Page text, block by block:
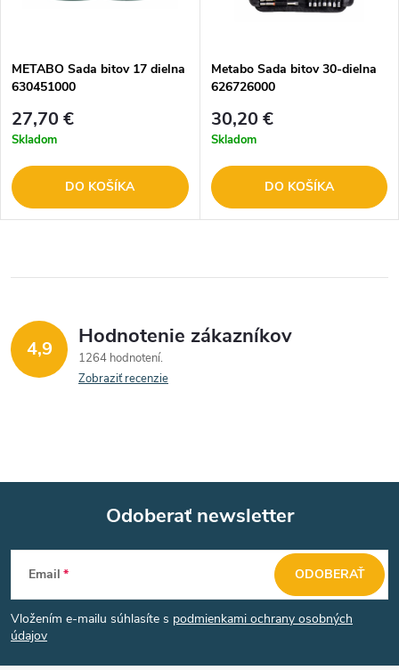
METABO Sada bitov 17 dielna
630451000
27,70 €
Skladom
DO KOŠÍKA
Metabo Sada bitov 30-dielna
626726000
30,20 €
Skladom
DO KOŠÍKA
4,9 Hodnotenie zákazníkov
1264 hodnotení
Zobraziť recenzie
Z
á
p
Odoberať newsletter
Email
Vložením e-mailu súhlasíte s podmienkami ochrany osobných
údajov
ODOBERAŤ